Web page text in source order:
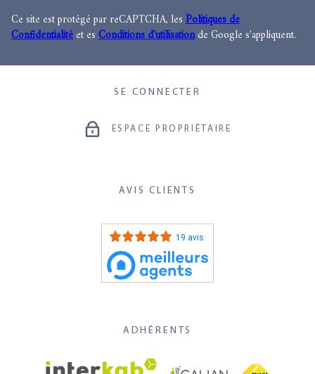
Ce site est protégé par reCAPTCHA, lesPolitiques de
Confidentialitéet esConditions d'utilisationde Google s'appliquent.
SE CONNECTER
ESPACE PROPRIÉTAIRE
AVIS CLIENTS
19 avis
ADHÉRENTS